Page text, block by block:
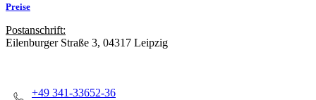
Preise
Postanschrift:
Eilenburger Straße 3, 04317 Leipzig
+49 341-33652-36